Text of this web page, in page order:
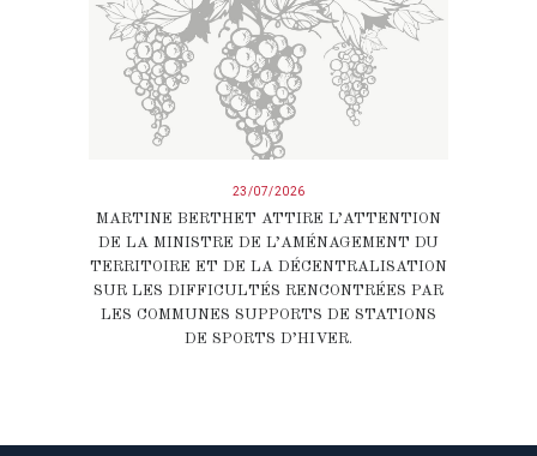
23/07/2026
MARTINE BERTHET ATTIRE L’ATTENTION
DE LA MINISTRE DE L’AMÉNAGEMENT DU
TERRITOIRE ET DE LA DÉCENTRALISATION
SUR LES DIFFICULTÉS RENCONTRÉES PAR
LES COMMUNES SUPPORTS DE STATIONS
DE SPORTS D’HIVER.